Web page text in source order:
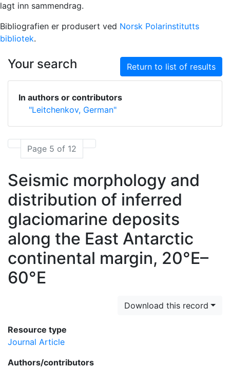
lagt inn sammendrag.
Bibliografien er produsert ved Norsk Polarinstitutts
bibliotek.
Your search Return to list of results
In authors or contributors
"Leitchenkov, German"
Page 5 of 12
Seismic morphology and
distribution of inferred
glaciomarine deposits
along the East Antarctic
continental margin, 20°E–
60°E
Download this record
Resource type
Journal Article
Authors/contributors